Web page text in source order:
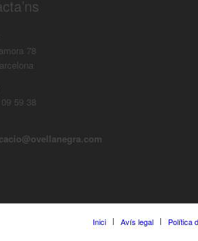
78
59 38
Inici Avís legal Política